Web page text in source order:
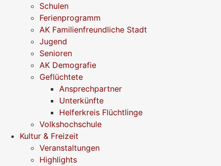
Schulen
Ferienprogramm
AK Familienfreundliche Stadt
Jugend
Senioren
AK Demografie
Geflüchtete
Ansprechpartner
Unterkünfte
Helferkreis Flüchtlinge
Volkshochschule
Kultur & Freizeit
Veranstaltungen
Highlights